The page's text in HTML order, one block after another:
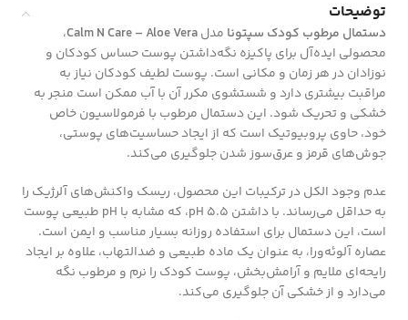
توضیحات
دستمال مرطوب کودک سپتونا مدلCalm N Care – Aloe Vera،
محصولی ایده‌آل برای پاکیزه نگه‌داشتن پوست حساس کودکان و
نوزادان در هر زمان و مکانی است. پوست لطیف کودکان نیاز به
مراقبت بیشتری دارد و شستشوی مکرر آن با آب ممکن است منجر به
خشکی و تحریک شود. این دستمال مرطوب با فرمولاسیون خاص
خود، حاوی پروبیوتیک است که از ایجاد حساسیت‌های پوستی،
جوش‌های قرمز و عرق‌سوز شدن جلوگیری می‌کند.
عدم وجود الکل در ترکیبات این محصول، ریسک واکنش‌های آلرژیک را
به حداقل می‌رساند. با داشتن pH 5.5، که مشابه با pH طبیعی پوست
است، این دستمال برای استفاده روزانه بسیار مناسب و ایمن است.
عصاره آلوئه‌ورا، به عنوان یک ماده طبیعی و ضدالتهاب، علاوه بر ایجاد
رایحه‌ای ملایم و آرامش‌بخش، پوست کودک را نرم و مرطوب نگه
می‌دارد و از خشکی آن جلوگیری می‌کند.